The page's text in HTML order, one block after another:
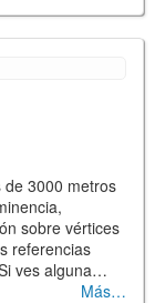
de 3000 metros
sobre vértices
referencias
ves alguna…
Más